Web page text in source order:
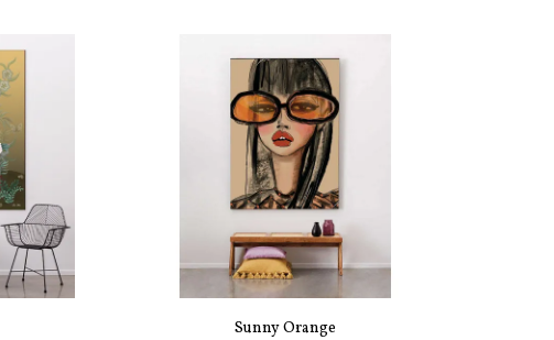
Sunny Orange